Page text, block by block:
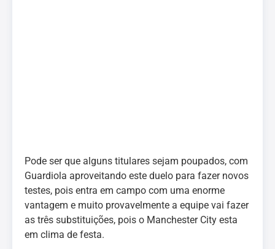
Pode ser que alguns titulares sejam poupados, com
Guardiola aproveitando este duelo para fazer novos
testes, pois entra em campo com uma enorme
vantagem e muito provavelmente a equipe vai fazer
as três substituições, pois o Manchester City esta
em clima de festa.